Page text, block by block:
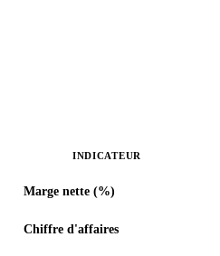
INDICATEUR
Marge nette (%)
Chiffre d'affaires